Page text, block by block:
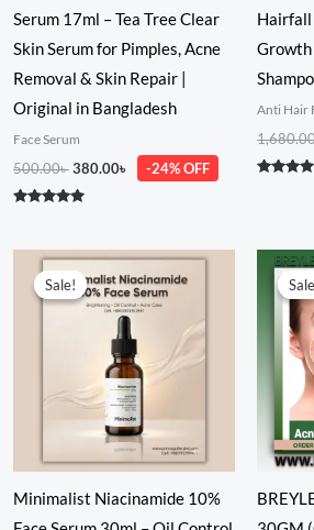
Serum 17ml – Tea Tree Clear
Skin Serum for Pimples, Acne
Removal & Skin Repair |
Original in Bangladesh
Face Serum
500.00৳380.00৳ -24% OFF
Hairfall
Growth
Anti Hair
Sale!
Sale!
Minimalist Niacinamide 10%
Original
price
was:
1,980.00৳ .
Current
price
is: